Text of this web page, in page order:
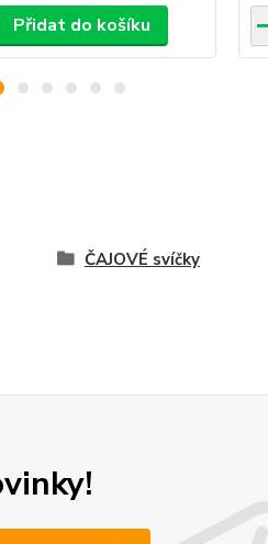
Přidat do košíku
ČAJOVÉ svíčky